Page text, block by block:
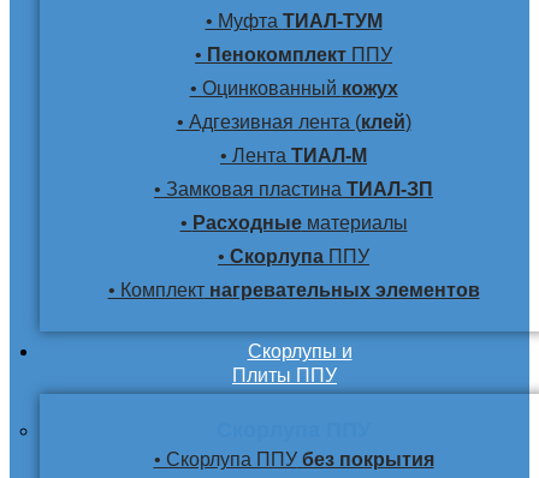
• Муфта ТИАЛ-ТУМ
• Пенокомплект ППУ
• Оцинкованный кожух
• Адгезивная лента (клей)
• Лента ТИАЛ-М
• Замковая пластина ТИАЛ-ЗП
• Расходныематериалы
• Скорлупа ППУ
• Комплектнагревательных элементов
Скорлупы и
Плиты ППУ
• Скорлупа ППУбез покрытия